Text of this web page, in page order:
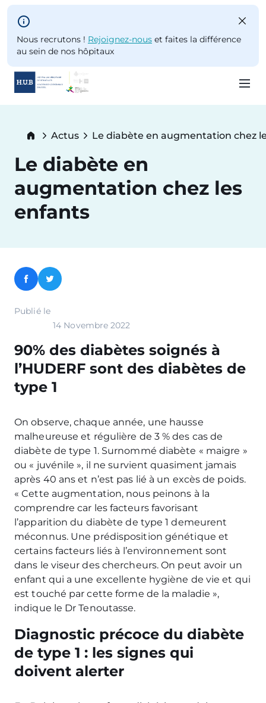
Skip to main content
Nous recrutons ! Rejoignez-nous et faites la différence
au sein de nos hôpitaux
content
Breadcrumb
Actus Le diabète en augmentation chez
Le diabète en
augmentation chez les
enfants
Facebook
Twitter
Publié le
14 Novembre 2022
90% des diabètes soignés à
l’HUDERF sont des diabètes de
type 1
On observe, chaque année, une hausse
malheureuse et régulière de 3 % des cas de
diabète de type 1. Surnommé diabète « maigre »
ou « juvénile », il ne survient quasiment jamais
après 40 ans et n’est pas lié à un excès de poids.
« Cette augmentation, nous peinons à la
comprendre car les facteurs favorisant
l’apparition du diabète de type 1 demeurent
méconnus. Une prédisposition génétique et
certains facteurs liés à l’environnement sont
dans le viseur des chercheurs. On peut avoir un
enfant qui a une excellente hygiène de vie et qui
est touché par cette forme de la maladie »,
indique le Dr Tenoutasse.
Diagnostic précoce du diabète
de type 1 : les signes qui
doivent alerter